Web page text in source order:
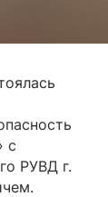
с
РУВД г.